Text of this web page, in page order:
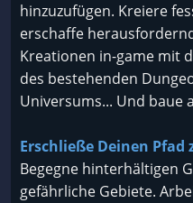
hinzuzufügen. Kreiere
erschaffe
Kreationen in-game mit
des bestehenden
Universums... Und baue
Erschließe Deinen Pfad
Begegne hinterhältigen
gefährliche Gebiete.